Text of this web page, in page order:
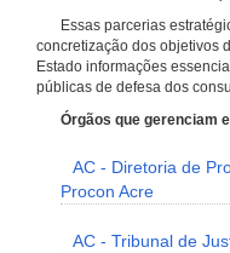
Essas parcerias
concretização dos objetivos
Estado informações
públicas de defesa dos
Órgãos que gerenciam
AC - Diretoria de
Procon Acre
AC - Tribunal de